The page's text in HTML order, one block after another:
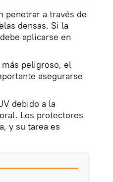
penetrar a través de
densas. Si la
aplicarse en
peligroso, el
asegurarse
debido a la
Los protectores
y su tarea es